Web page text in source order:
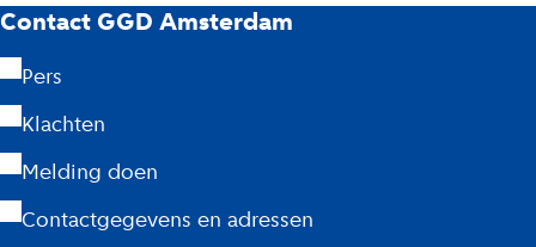
G
G
D
A
m
Contact GGD Amsterdam
Pers
Klachten
Melding doen
Contactgegevens en adressen